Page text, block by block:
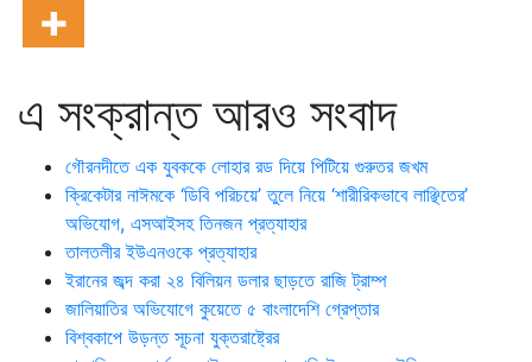
এ সংক্রান্ত আরও সংবাদ
গৌরনদীতে এক যুবককে লোহার রড দিয়ে পিটিয়ে গুরুতর জখম
ক্রিকেটার নাঈমকে ‘ডিবি পরিচয়ে’ তুলে নিয়ে ‘শারীরিকভাবে লাঞ্ছিতের’
অভিযোগ, এসআইসহ তিনজন প্রত্যাহার
তালতলীর ইউএনওকে প্রত্যাহার
ইরানের জব্দ করা ২৪ বিলিয়ন ডলার ছাড়তে রাজি ট্রাম্প
জালিয়াতির অভিযোগে কুয়েতে ৫ বাংলাদেশি গ্রেপ্তার
বিশ্বকাপে উড়ন্ত সূচনা যুক্তরাষ্ট্রের